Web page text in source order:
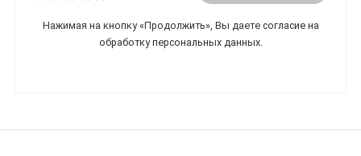
Нажимая на кнопку «Продолжить», Вы даете согласие на
обработку персональных данных.